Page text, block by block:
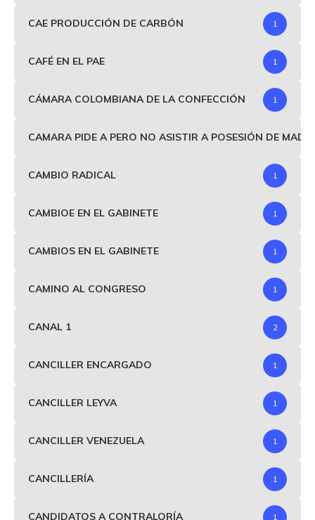
CAE PRODUCCIÓN DE CARBÓN 1
CAFÉ EN EL PAE 1
CÁMARA COLOMBIANA DE LA CONFECCIÓN 1
CAMARA PIDE A PERO NO ASISTIR A POSESIÓN DE
CAMBIO RADICAL 1
CAMBIOE EN EL GABINETE 1
CAMBIOS EN EL GABINETE 1
CAMINO AL CONGRESO 1
CANAL 1 2
CANCILLER ENCARGADO 1
CANCILLER LEYVA 1
CANCILLER VENEZUELA 1
CANCILLERÍA 1
CANDIDATOS A CONTRALORÍA 1